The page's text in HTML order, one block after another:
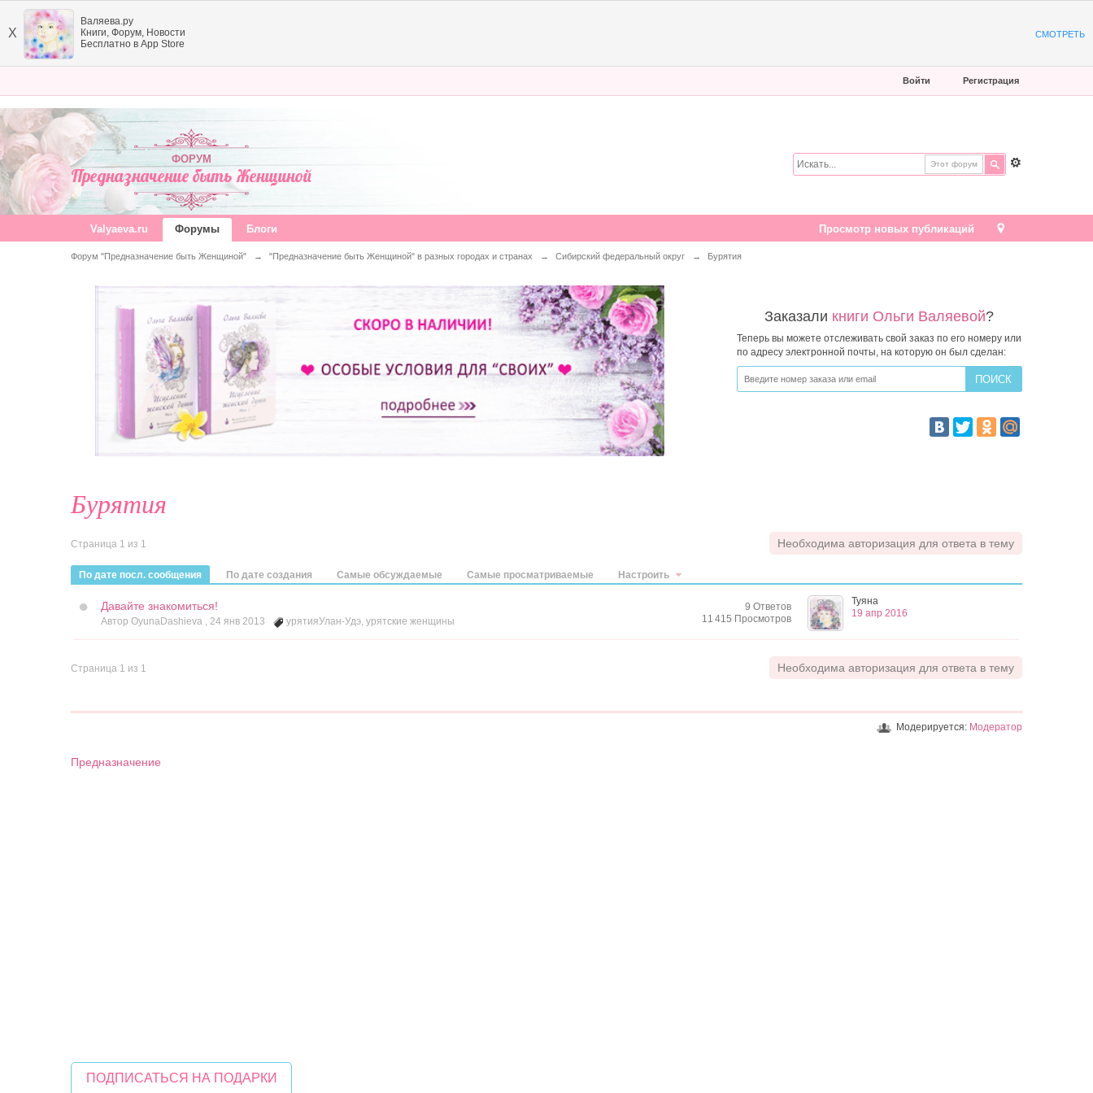
X
Валяева.ру
Книги, Форум, Новости
Бесплатно в App Store
СМОТРЕТЬ
Войти Регистрация
ФОРУМ
Предназначение быть Женщиной
Этот форум
Просмотр новых публикаций
Valyaeva.ru Форумы Блоги
Форум "Предназначение быть Женщиной" → "Предназначение быть Женщиной" в разных городах и странах → Сибирский федеральный округ → Бурятия
Заказали книги Ольги Валяевой?
Теперь вы можете отслеживать свой заказ по его номеру или
по адресу электронной почты, на которую он был сделан:
Бурятия
Страница 1 из 1 Необходима авторизация для ответа в тему
По дате посл. сообщения По дате создания Самые обсуждаемые Самые просматриваемые Настроить
Давайте знакомиться!
Автор OyunaDashieva ,24 янв 2013 урятияУлан-Удэ,урятские женщины
9 Ответов
11 415 Просмотров
Туяна
19 апр 2016
Страница 1 из 1 Необходима авторизация для ответа в тему
Модерируется: Модератор
Предназначение
ПОДПИСАТЬСЯ НА ПОДАРКИ